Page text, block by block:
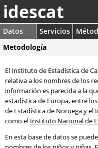
idescat
Datos Servicios
Metodología
El Instituto de Estadística de
relativa a los nombres de los
información es parecida a la
estadística de Europa, entre
de Estadística de Noruega y el
como el Instituto Nacional de
En esta base de datos se